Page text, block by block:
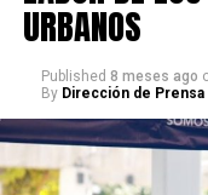
URBANOS
Published 8 meses ago
By Dirección de Prensa